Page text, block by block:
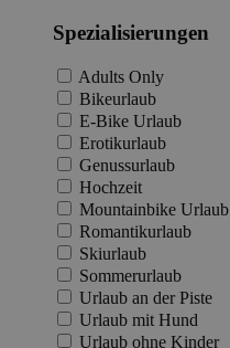
Spezialisierungen
Adults Only
Bikeurlaub
E-Bike Urlaub
Erotikurlaub
Genussurlaub
Hochzeit
Mountainbike Urlaub
Romantikurlaub
Skiurlaub
Sommerurlaub
Urlaub an der Piste
Urlaub mit Hund
Urlaub ohne Kinder